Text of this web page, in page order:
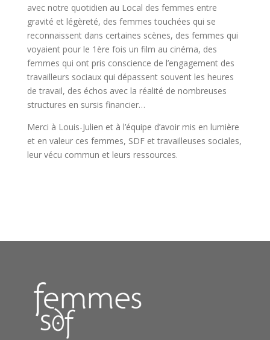
avec notre quotidien au Local des femmes entre
gravité et légèreté, des femmes touchées qui se
reconnaissent dans certaines scènes, des femmes qui
voyaient pour le 1ère fois un film au cinéma, des
femmes qui ont pris conscience de l’engagement des
travailleurs sociaux qui dépassent souvent les heures
de travail, des échos avec la réalité de nombreuses
structures en sursis financier…
Merci à Louis-Julien et à l’équipe d’avoir mis en lumière
et en valeur ces femmes, SDF et travailleuses sociales,
leur vécu commun et leurs ressources.